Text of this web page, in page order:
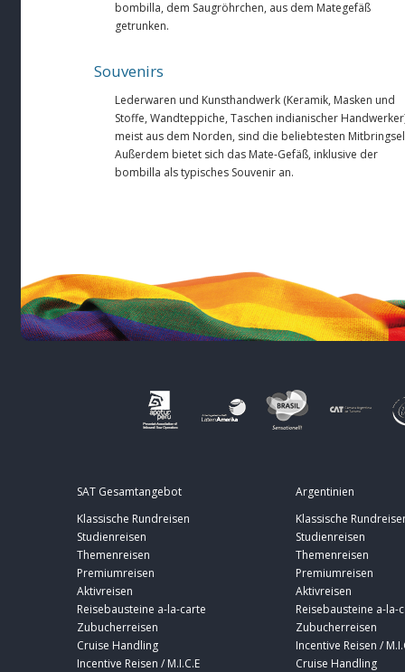
bombilla, dem Saugröhrchen, aus dem Mategefäß
getrunken.
Souvenirs
Lederwaren und Kunsthandwerk (Keramik, Masken und
Stoffe, Wandteppiche, Taschen indianischer
meist aus dem Norden, sind die beliebtesten
Außerdem bietet sich das Mate-Gefäß, inklusive der
bombilla als typisches Souvenir an.
SAT Gesamtangebot
Klassische Rundreisen
Studienreisen
Themenreisen
Premiumreisen
Aktivreisen
Reisebausteine a-la-carte
Zubucherreisen
Cruise Handling
Incentive Reisen / M.I.C.E
Argentinien
Klassische
Studienreisen
Themenreisen
Premiumreisen
Aktivreisen
Reisebausteine a-la-
Zubucherreisen
Incentive Reisen /
Cruise Handling